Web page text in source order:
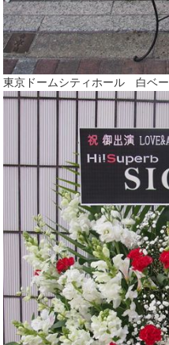
東京ドームシティホール 白ベ